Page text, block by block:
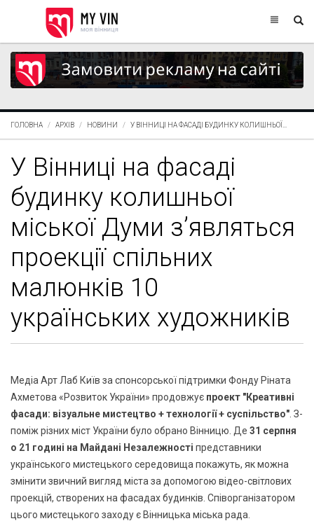
ГОЛОВНА АРХІВ НОВИНИ У ВІННИЦІ НА ФАСАДІ БУДИНКУ КОЛИШНЬОЇ...
У Вінниці на фасаді
будинку колишньої
міської Думи з’являться
проекції спільних
малюнків 10
українських художників
Медіа Арт Лаб Київ за спонсорської підтримки Фонду Ріната
Ахметова «Розвиток України» продовжує проект "Креативні
фасади: візуальне мистецтво + технології + суспільство" . З-
поміж різних міст України було обрано Вінницю. Де 31 серпня
о 21 годині на Майдані Незалежності представники
українського мистецького середовища покажуть, як можна
змінити звичний вигляд міста за допомогою відео-світлових
проекцій, створених на фасадах будинків. Співорганізатором
цього мистецького заходу є Вінницька міська рада.